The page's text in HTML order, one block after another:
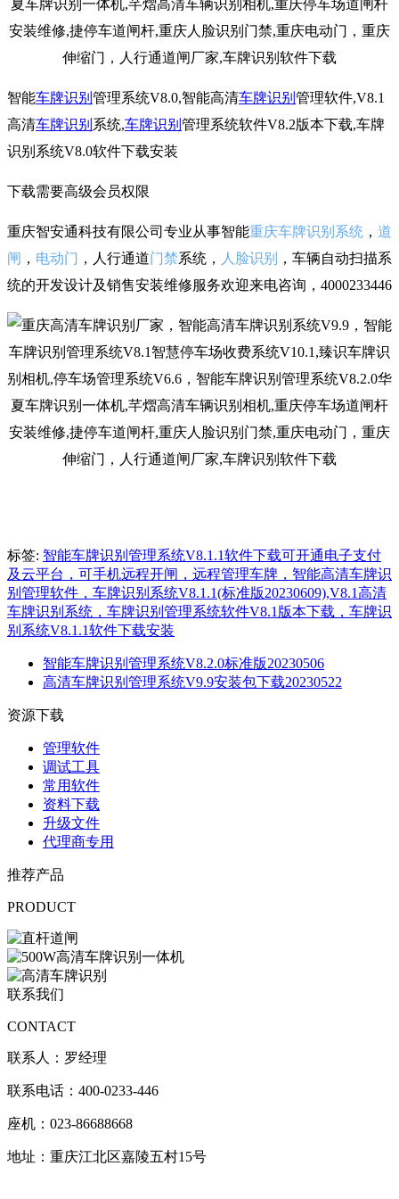
智能车牌识别 管理系统V8.0,智能高清车牌识别 管理软件,V8.1
高清车牌识别 系统,车牌识别 管理系统软件V8.2版本下载,车牌
识别系统V8.0软件下载安装
下载需要高级会员权限
重庆智安通科技有限公司专业从事智能重庆车牌识别系统 ， 道
闸 ， 电动门 ，人行通道门禁系统， 人脸识别
，车辆自动扫描系
统的开发设计及销售安装维修服务欢迎来电咨询，4000233446
标签: 智能车牌识别管理系统V8.1.1软件下载可开通电子支付
及云平台，可手机远程开闸，远程管理车牌，智能高清车牌识
别管理软件，车牌识别系统V8.1.1(标准版20230609),V8.1高清
车牌识别系统，车牌识别管理系统软件V8.1版本下载，车牌识
别系统V8.1.1软件下载安装
智能车牌识别管理系统V8.2.0标准版20230506
高清车牌识别管理系统V9.9安装包下载20230522
资源下载
管理软件
调试工具
常用软件
资料下载
升级文件
代理商专用
推荐产品
PRODUCT
联系我们
CONTACT
联系人：罗经理
联系电话：400-0233-446
座机：023-86688668
地址：重庆江北区嘉陵五村15号